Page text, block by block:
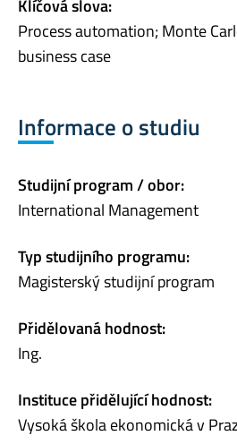
Klíčová slova:
Process automation; Monte
business case
Informace o studiu
Studijní program / obor:
International Management
Typ studijního programu:
Magisterský studijní program
Přidělovaná hodnost:
Ing.
Instituce přidělující hodnost:
Vysoká škola ekonomická v